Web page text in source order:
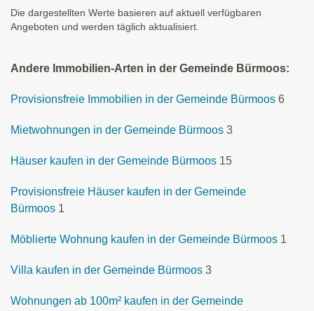
Die dargestellten Werte basieren auf aktuell verfügbaren
Angeboten und werden täglich aktualisiert.
Andere Immobilien-Arten in der Gemeinde Bürmoos:
Provisionsfreie Immobilien in der Gemeinde Bürmoos 6
Mietwohnungen in der Gemeinde Bürmoos 3
Häuser kaufen in der Gemeinde Bürmoos 15
Provisionsfreie Häuser kaufen in der Gemeinde
Bürmoos 1
Möblierte Wohnung kaufen in der Gemeinde Bürmoos 1
Villa kaufen in der Gemeinde Bürmoos 3
Wohnungen ab 100m² kaufen in der Gemeinde